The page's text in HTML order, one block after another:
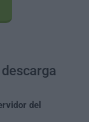
del